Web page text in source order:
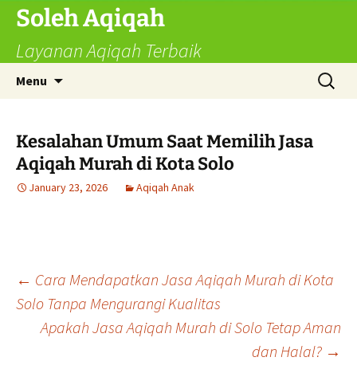
Skip
content
Soleh Aqiqah
Layanan Aqiqah Terbaik
Menu
Search
for:
Kesalahan Umum Saat Memilih Jasa
Aqiqah Murah di Kota Solo
January 23, 2026 Aqiqah Anak
Post
navigation
← Cara Mendapatkan Jasa Aqiqah Murah di Kota
Solo Tanpa Mengurangi Kualitas
Apakah Jasa Aqiqah Murah di Solo Tetap Aman
dan Halal? →